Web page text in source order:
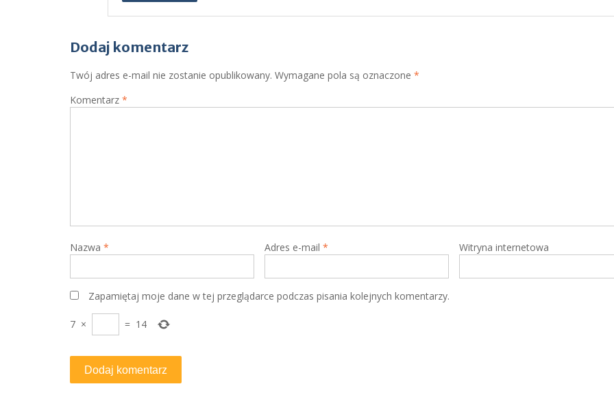
Dodaj komentarz
Twój adres e-mail nie zostanie opublikowany. Wymagane pola są oznaczone *
Komentarz *
Nazwa * Adres e-mail * Witryna internetowa
Zapamiętaj moje dane w tej przeglądarce podczas pisania kolejnych komentarzy.
7 × = 14